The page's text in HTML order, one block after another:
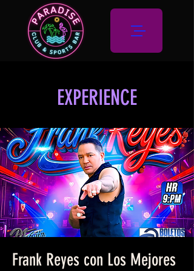
EXPERIENCE
Frank Reyes con Los Mejores